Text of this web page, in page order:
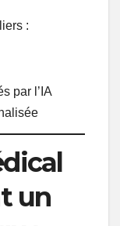
:
par l’IA
un